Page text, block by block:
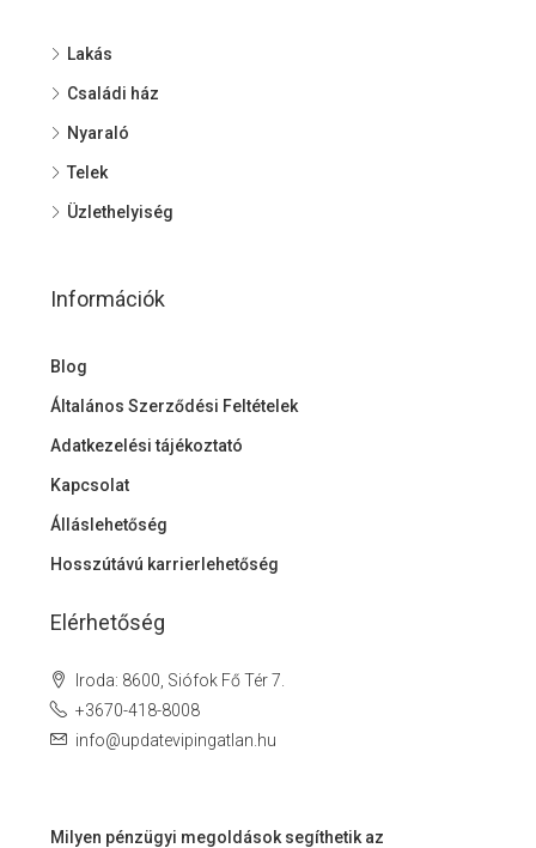
Lakás
Családi ház
Nyaraló
Telek
Üzlethelyiség
Információk
Blog
Általános Szerződési Feltételek
Adatkezelési tájékoztató
Kapcsolat
Álláslehetőség
Hosszútávú karrierlehetőség
Elérhetőség
Iroda: 8600, Siófok Fő Tér 7.
+3670-418-8008
info@updatevipingatlan.hu
Milyen pénzügyi megoldások segíthetik az